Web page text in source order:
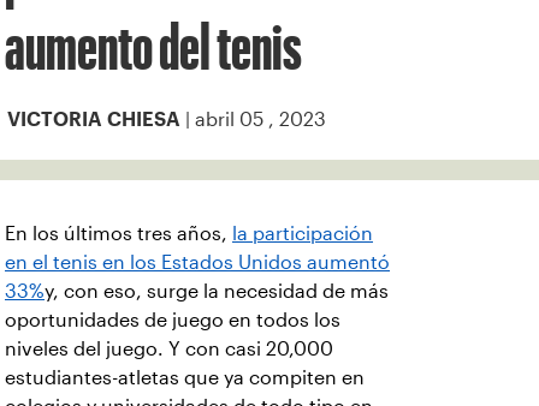
aumento del tenis
VICTORIA CHIESA | abril 05 , 2023
En los últimos tres años, la participación
en el tenis en los Estados Unidos aumentó
33%y, con eso, surge la necesidad de más
oportunidades de juego en todos los
niveles del juego. Y con casi 20,000
estudiantes-atletas que ya compiten en